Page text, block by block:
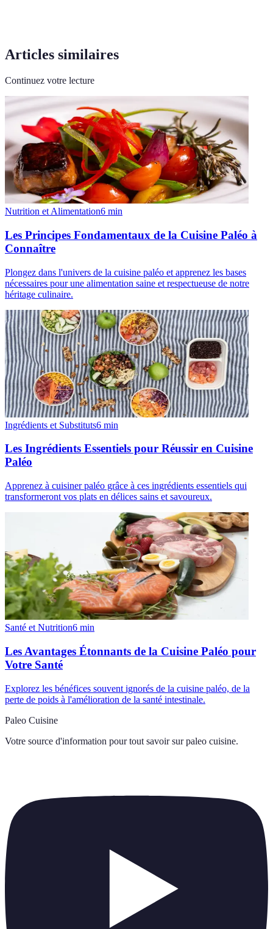
Articles similaires
Continuez votre lecture
Nutrition et Alimentation6 min
Les Principes Fondamentaux de la Cuisine Paléo à
Connaître
Plongez dans l'univers de la cuisine paléo et apprenez les bases
nécessaires pour une alimentation saine et respectueuse de notre
héritage culinaire.
Ingrédients et Substituts6 min
Les Ingrédients Essentiels pour Réussir en Cuisine
Paléo
Apprenez à cuisiner paléo grâce à ces ingrédients essentiels qui
transformeront vos plats en délices sains et savoureux.
Santé et Nutrition6 min
Les Avantages Étonnants de la Cuisine Paléo pour
Votre Santé
Explorez les bénéfices souvent ignorés de la cuisine paléo, de la
perte de poids à l'amélioration de la santé intestinale.
Paleo Cuisine
Votre source d'information pour tout savoir sur paleo cuisine.